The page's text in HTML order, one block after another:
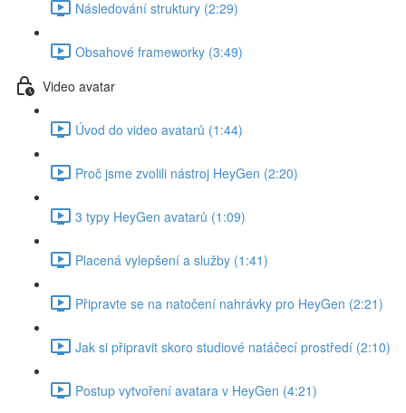
Následování struktury (2:29)
Obsahové frameworky (3:49)
Video avatar
Úvod do video avatarů (1:44)
Proč jsme zvolili nástroj HeyGen (2:20)
3 typy HeyGen avatarů (1:09)
Placená vylepšení a služby (1:41)
Připravte se na natočení nahrávky pro HeyGen (2:21)
Jak si připravit skoro studiové natáčecí prostředí (2:10)
Postup vytvoření avatara v HeyGen (4:21)